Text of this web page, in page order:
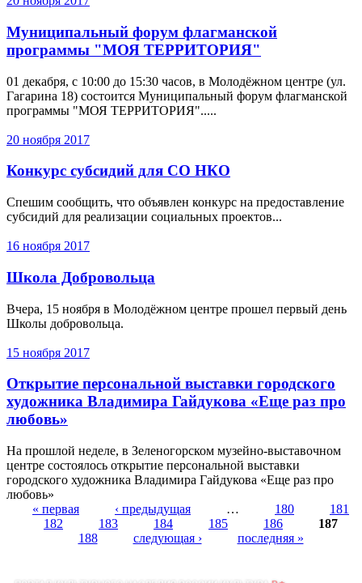
Муниципальный форум флагманской
программы "МОЯ ТЕРРИТОРИЯ"
01 декабря, с 10:00 до 15:30 часов, в Молодёжном центре (ул.
Гагарина 18) состоится Муниципальный форум флагманской
программы "МОЯ ТЕРРИТОРИЯ".....
20 ноября 2017
Конкурс субсидий для СО НКО
Спешим сообщить, что объявлен конкурс на предоставление
субсидий для реализации социальных проектов...
16 ноября 2017
Школа Добровольца
Вчера, 15 ноября в Молодёжном центре прошел первый день
Школы добровольца.
15 ноября 2017
Открытие персональной выставки городского
художника Владимира Гайдукова «Еще раз про
любовь»
На прошлой неделе, в Зеленогорском музейно-выставочном
центре состоялось открытие персональной выставки
городского художника Владимира Гайдукова «Еще раз про
любовь»
Страницы
« первая ‹ предыдущая … 180
181
182
183 184 185 186
187
188
следующая › последняя »